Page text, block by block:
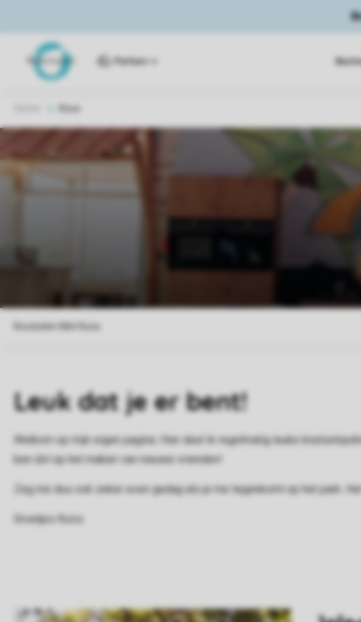
Parken
Koos
Leuk dat je er bent!
Welkom op mijn eigen pagina. Hier deel ik regelmatig leuke
ben dol op het maken van nieuwe vrienden!
Zeg me dus ook zeker even gedag als je me tegenkomt op het park.
Groetjes Koos